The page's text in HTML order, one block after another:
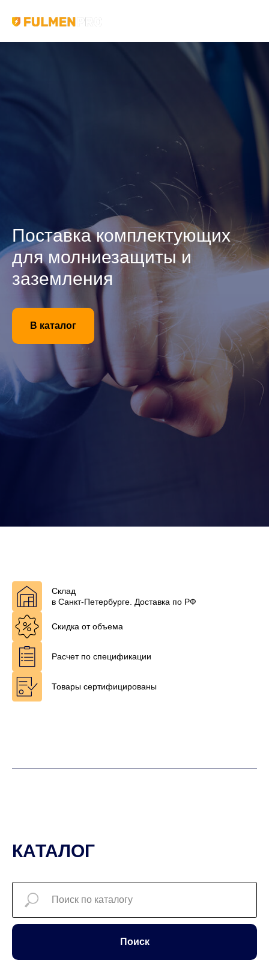
Поставка комплектующих
для молниезащиты и
заземления
В каталог
Склад
в Санкт-Петербурге. Доставка по РФ
Скидка от объема
Расчет по спецификации
Товары сертифицированы
КАТАЛОГ
Поиск